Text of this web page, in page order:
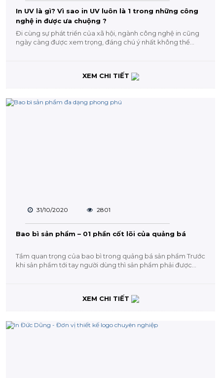
In UV là gì? Vì sao in UV luôn là 1 trong những công
nghệ in được ưa chuộng ?
Đi cùng sự phát triển của xã hội, ngành công nghệ in cũng
ngày càng được xem trọng, đáng chú ý nhất không thể
XEM CHI TIẾT
31/10/2020 2801
Bao bì sản phẩm – 01 phần cốt lõi của quảng bá
Tầm quan trọng của bao bì trong quảng bá sản phẩm Trước
khi sản phẩm tới tay người dùng thì sản phẩm phải được
XEM CHI TIẾT